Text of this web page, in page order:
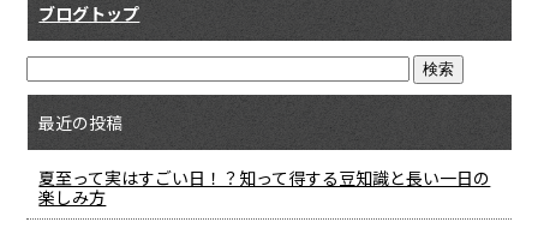
ブログトップ
最近の投稿
夏至って実はすごい日！？知って得する豆知識と長い一日の
楽しみ方